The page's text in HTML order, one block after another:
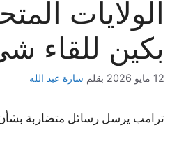
الولايات
بكين للقاء
12 مايو 2026 بقلم سارة عبد الله
ترامب يرسل رسائل متضاربة بشأن